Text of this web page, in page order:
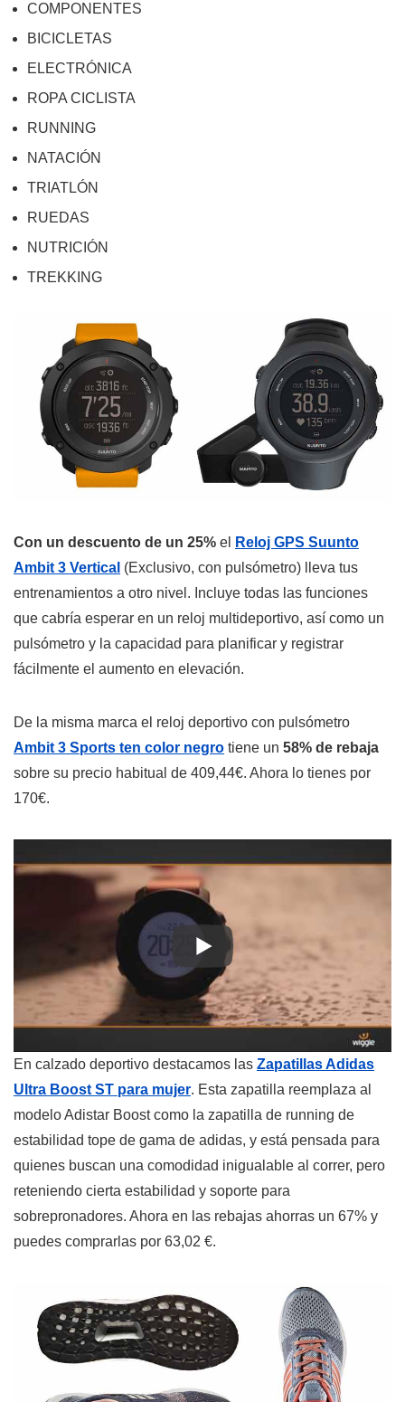
COMPONENTES
BICICLETAS
ELECTRÓNICA
ROPA CICLISTA
RUNNING
NATACIÓN
TRIATLÓN
RUEDAS
NUTRICIÓN
TREKKING
Con un descuento de un 25% el
Reloj GPS Suunto
Ambit 3 Vertical (Exclusivo, con pulsómetro) lleva tus
entrenamientos a otro nivel. Incluye todas las funciones
que cabría esperar en un reloj multideportivo, así como un
pulsómetro y la capacidad para planificar y registrar
fácilmente el aumento en elevación.
De la misma marca el reloj deportivo con pulsómetro
Ambit 3 Sports ten color negro tiene un 58% de rebaja
sobre su precio habitual de 409,44€. Ahora lo tienes por
170€.
En calzado deportivo destacamos las Zapatillas Adidas
Ultra Boost ST para mujer. Esta zapatilla reemplaza al
modelo Adistar Boost como la zapatilla de running de
estabilidad tope de gama de adidas, y está pensada para
quienes buscan una comodidad inigualable al correr, pero
reteniendo cierta estabilidad y soporte para
sobrepronadores. Ahora en las rebajas ahorras un 67% y
puedes comprarlas por 63,02 €.